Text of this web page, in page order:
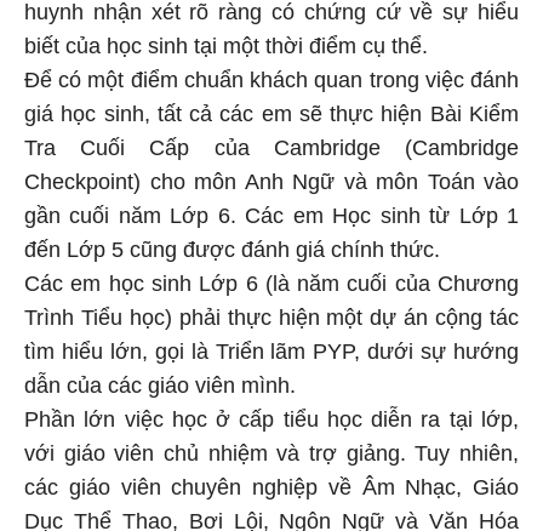
huynh nhận xét rõ ràng có chứng cứ về sự hiểu
biết của học sinh tại một thời điểm cụ thể.
Để có một điểm chuẩn khách quan trong việc đánh
giá học sinh, tất cả các em sẽ thực hiện Bài Kiểm
Tra Cuối Cấp của Cambridge (Cambridge
Checkpoint) cho môn Anh Ngữ và môn Toán vào
gần cuối năm Lớp 6. Các em Học sinh từ Lớp 1
đến Lớp 5 cũng được đánh giá chính thức.
Các em học sinh Lớp 6 (là năm cuối của Chương
Trình Tiểu học) phải thực hiện một dự án cộng tác
tìm hiểu lớn, gọi là Triển lãm PYP, dưới sự hướng
dẫn của các giáo viên mình.
Phần lớn việc học ở cấp tiểu học diễn ra tại lớp,
với giáo viên chủ nhiệm và trợ giảng. Tuy nhiên,
các giáo viên chuyên nghiệp về Âm Nhạc, Giáo
Dục Thể Thao, Bơi Lội, Ngôn Ngữ và Văn Hóa